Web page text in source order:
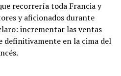
recorrería toda Francia y
y aficionados durante
incrementar las ventas
definitivamente en la cima del